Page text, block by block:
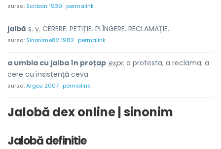
sursa: Scriban 1939 permalink
jalbă s. v. CERERE. PETIȚIE. PLÎNGERE. RECLAMAȚIE.
sursa: Sinonime82 1982 permalink
a umbla cu jalba în proțap expr. a protesta, a reclama; a
cere cu insistență ceva.
sursa:Argou 2007 permalink
Jalobă dex online | sinonim
Jalobă definitie